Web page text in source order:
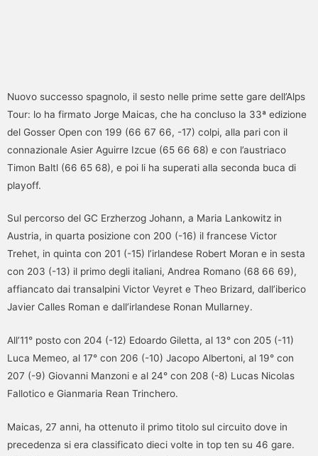
Nuovo successo spagnolo, il sesto nelle prime sette gare dell’Alps
Tour: lo ha firmato Jorge Maicas, che ha concluso la 33ª edizione
del Gosser Open con 199 (66 67 66, -17) colpi, alla pari con il
connazionale Asier Aguirre Izcue (65 66 68) e con l’austriaco
Timon Baltl (66 65 68), e poi li ha superati alla seconda buca di
playoff.
Sul percorso del GC Erzherzog Johann, a Maria Lankowitz in
Austria, in quarta posizione con 200 (-16) il francese Victor
Trehet, in quinta con 201 (-15) l’irlandese Robert Moran e in sesta
con 203 (-13) il primo degli italiani, Andrea Romano (68 66 69),
affiancato dai transalpini Victor Veyret e Theo Brizard, dall’iberico
Javier Calles Roman e dall’irlandese Ronan Mullarney.
All’11° posto con 204 (-12) Edoardo Giletta, al 13° con 205 (-11)
Luca Memeo, al 17° con 206 (-10) Jacopo Albertoni, al 19° con
207 (-9) Giovanni Manzoni e al 24° con 208 (-8) Lucas Nicolas
Fallotico e Gianmaria Rean Trinchero.
Maicas, 27 anni, ha ottenuto il primo titolo sul circuito dove in
precedenza si era classificato dieci volte in top ten su 46 gare.